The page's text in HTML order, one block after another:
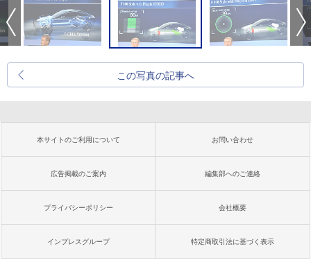
この写真の記事へ
本サイトのご利用について お問い合わせ
広告掲載のご案内 編集部へのご連絡
プライバシーポリシー 会社概要
インプレスグループ 特定商取引法に基づく表示